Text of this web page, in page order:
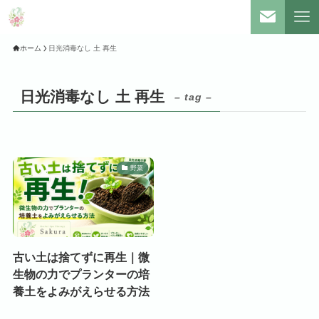
ホーム 日光消毒なし 土 再生
日光消毒なし 土 再生 – tag –
野菜
古い土は捨てずに再生｜微
生物の力でプランターの培
養土をよみがえらせる方法